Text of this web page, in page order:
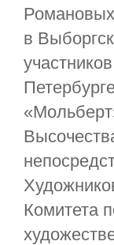
в
Комитета